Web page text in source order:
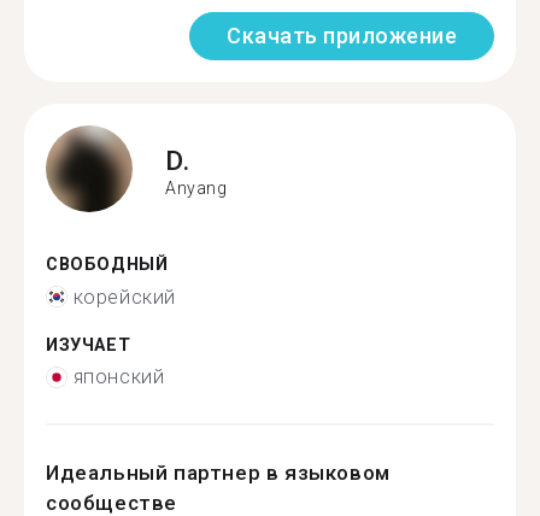
Скачать приложение
D.
Anyang
СВОБОДНЫЙ
корейский
ИЗУЧАЕТ
японский
Идеальный партнер в языковом
сообществе